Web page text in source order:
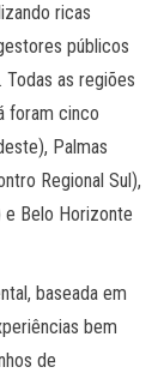
ricas
públicos
as regiões
foram cinco
Palmas
Regional Sul),
e Belo Horizonte
baseada em
bem
de